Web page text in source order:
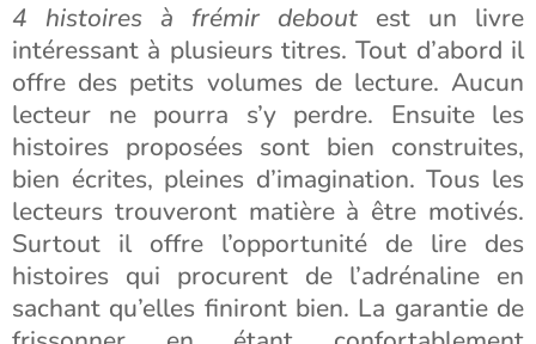
4 histoires à frémir debout est un livre
intéressant à plusieurs titres. Tout d’abord il
offre des petits volumes de lecture. Aucun
lecteur ne pourra s’y perdre. Ensuite les
histoires proposées sont bien construites,
bien écrites, pleines d’imagination. Tous les
lecteurs trouveront matière à être motivés.
Surtout il offre l’opportunité de lire des
histoires qui procurent de l’adrénaline en
sachant qu’elles finiront bien. La garantie de